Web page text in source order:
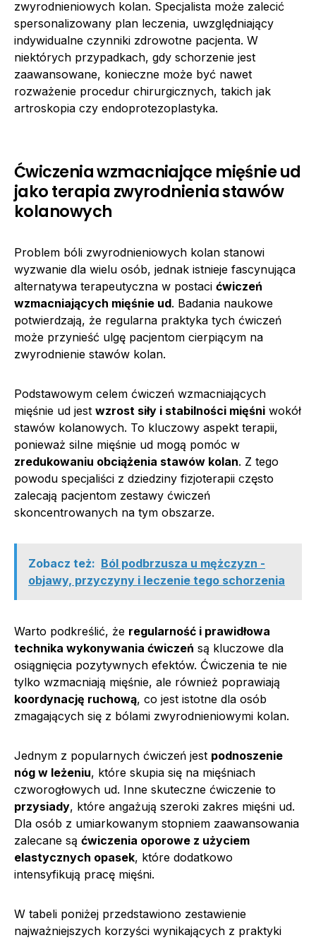
zwyrodnieniowych kolan. Specjalista może zalecić
spersonalizowany plan leczenia, uwzględniający
indywidualne czynniki zdrowotne pacjenta. W
niektórych przypadkach, gdy schorzenie jest
zaawansowane, konieczne może być nawet
rozważenie procedur chirurgicznych, takich jak
artroskopia czy endoprotezoplastyka.
Ćwiczenia wzmacniające mięśnie ud
jako terapia zwyrodnienia stawów
kolanowych
Problem bóli zwyrodnieniowych kolan stanowi
wyzwanie dla wielu osób, jednak istnieje fascynująca
alternatywa terapeutyczna w postaci ćwiczeń
wzmacniających mięśnie ud. Badania naukowe
potwierdzają, że regularna praktyka tych ćwiczeń
może przynieść ulgę pacjentom cierpiącym na
zwyrodnienie stawów kolan.
Podstawowym celem ćwiczeń wzmacniających
mięśnie ud jest wzrost siły i stabilności mięśni wokół
stawów kolanowych. To kluczowy aspekt terapii,
ponieważ silne mięśnie ud mogą pomóc w
zredukowaniu obciążenia stawów kolan. Z tego
powodu specjaliści z dziedziny fizjoterapii często
zalecają pacjentom zestawy ćwiczeń
skoncentrowanych na tym obszarze.
Zobacz też: Ból podbrzusza u mężczyzn -
objawy, przyczyny i leczenie tego schorzenia
Warto podkreślić, że regularność i prawidłowa
technika wykonywania ćwiczeń są kluczowe dla
osiągnięcia pozytywnych efektów. Ćwiczenia te nie
tylko wzmacniają mięśnie, ale również poprawiają
koordynację ruchową, co jest istotne dla osób
zmagających się z bólami zwyrodnieniowymi kolan.
Jednym z popularnych ćwiczeń jest podnoszenie
nóg w leżeniu, które skupia się na mięśniach
czworogłowych ud. Inne skuteczne ćwiczenie to
przysiady, które angażują szeroki zakres mięśni ud.
Dla osób z umiarkowanym stopniem zaawansowania
zalecane są ćwiczenia oporowe z użyciem
elastycznych opasek, które dodatkowo
intensyfikują pracę mięśni.
W tabeli poniżej przedstawiono zestawienie
najważniejszych korzyści wynikających z praktyki